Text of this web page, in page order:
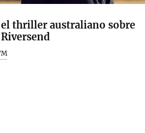
el thriller australiano sobre